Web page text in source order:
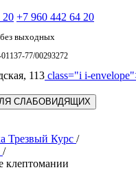
20 +7 960 442 64 20
выходных
77/00293272
113 class="i i-
Трезвый Курс /
/
клептомании